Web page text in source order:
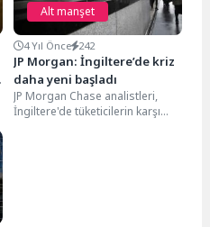
Alt manşet
4 Yıl Önce 242
JP Morgan: İngiltere’de kriz
daha yeni başladı
JP Morgan Chase analistleri,
İngiltere'de tüketicilerin karşı